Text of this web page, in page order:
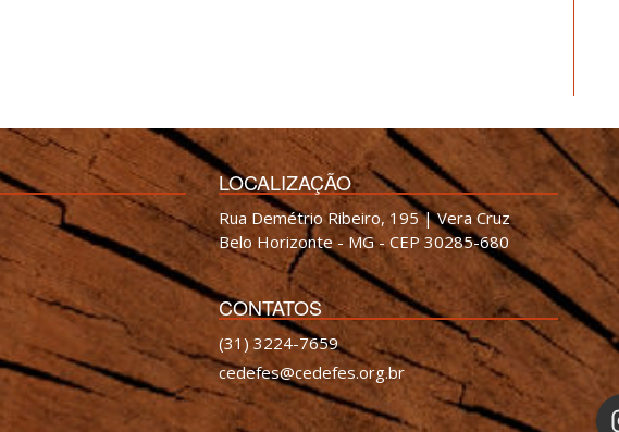
LOCALIZAÇÃO
Rua Demétrio Ribeiro, 195 | Vera Cruz
Belo Horizonte - MG - CEP 30285-680
CONTATOS
(31) 3224-7659
cedefes@cedefes.org.br